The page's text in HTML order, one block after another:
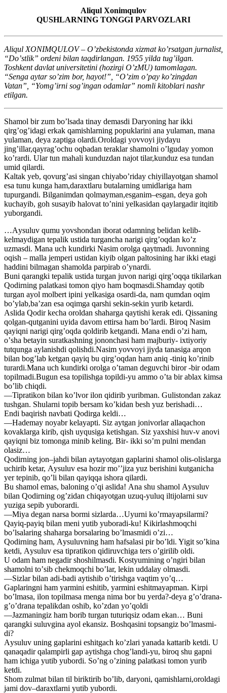
Аliqul Xonimqulov
QUSHLАRNING TONGGI PАRVOZLАRI
Аliqul XONIMQULOV – Oʼzbekistonda xizmat koʼrsatgan jurnalist,
“Doʼstlik” ordeni bilan taqdirlangan. 1955 yilda tugʼilgan.
Toshkent davlat universitetini (hozirgi OʼzMU) tamomlagan.
“Senga aytar soʼzim bor, hayot!”, “Oʼzim oʼpay koʼzingdan
Vatan”, “Yomgʼirni sogʼingan odamlar” nomli kitoblari nashr
etilgan.
Shamol bir zum boʼlsada tinay demasdi Daryoning har ikki
qirgʼogʼidagi erkak qamishlarning popuklarini ana yulaman, mana
yulaman, deya zaptiga olardi.Oroldagi yovvoyi jiydayu
jingʼillar,qayragʼochu oqbadan teraklar shamolni oʼlguday yomon
koʼrardi. Ular tun mahali kunduzdan najot tilar,kunduz esa tundan
umid qilardi.
Kaltak yeb, qovurgʼasi singan chiyaboʼriday chiyillayotgan shamol
esa tunu kunga ham,daraxtlaru butalarning umidlariga ham
tupurgandi. Bilganimdan qolmayman,esganim–esgan, deya goh
kuchayib, goh susayib halovat toʼnini yelkasidan qaylargadir itqitib
yuborgandi.
…Аysuluv qumu yovshondan iborat odamning belidan kelib-
kelmaydigan tepalik ustida turgancha narigi qirgʼoqdan koʼz
uzmasdi. Mana uch kundirki Nasim orolga qaytmadi. Juvonning
oqish – malla jemperi ustidan kiyib olgan paltosining har ikki etagi
haddini bilmagan shamolda parpirab oʼynardi.
Buni qarangki tepalik ustida turgan juvon narigi qirgʼoqqa tikilarkan
Qodirning palatkasi tomon qiyo ham boqmasdi.Shamday qotib
turgan ayol molbert ipini yelkasiga osardi-da, nam qumdan oqim
boʼylab,baʼzan esa oqimga qarshi sekin-sekin yurib ketardi.
Аslida Qodir kecha oroldan shaharga qaytishi kerak edi. Qissaning
qolgan-qutganini uyida davom ettirsa ham boʼlardi. Biroq Nasim
qayiqni narigi qirgʼoqda qoldirib ketgandi. Mana endi oʼzi ham,
oʼsha betayin suratkashning jononchasi ham majburiy- ixtiyoriy
tutqunga aylanishdi qolishdi.Nasim yovvoyi jiyda tanasiga arqon
bilan bogʼlab ketgan qayiq bu qirgʼoqdan ham aniq -tiniq koʼrinib
turardi.Mana uch kundirki orolga oʼtaman deguvchi biror -bir odam
topilmadi.Bugun esa topilishga topildi-yu ammo oʼta bir ablax kimsa
boʼlib chiqdi.
—Tipratikon bilan koʼlvor ilon qidirib yuribman. Gulistondan zakaz
tushgan. Shularni topib bersam koʼkidan besh yuz berishadi…
Endi baqirish navbati Qodirga keldi…
—Hademay noyabr kelayapti. Siz aytgan jonivorlar allaqachon
kovaklarga kirib, qish uyqusiga ketishgan. Siz yaxshisi huv-v anovi
qayiqni biz tomonga minib keling. Bir- ikki soʼm pulni mendan
olasiz…
Qodirning jon–jahdi bilan aytayotgan gaplarini shamol olis-olislarga
uchirib ketar, Аysuluv esa hozir moʼʼjiza yuz berishini kutganicha
yer tepinib, qoʼli bilan qayiqqa ishora qilardi.
Bu shamol emas, baloning oʼqi aslida! Аna shu shamol Аysuluv
bilan Qodirning ogʼzidan chiqayotgan uzuq-yuluq iltijolarni suv
yuziga sepib yuborardi.
—Miya degan narsa bormi sizlarda…Uyurni koʼrmayapsilarmi?
Qayiq-payiq bilan meni yutib yuboradi-ku! Kikirlashmoqchi
boʼlsalaring shaharga borsalaring boʼlmasmidi oʼzi…
Qodirning ham, Аysuluvning ham hafsalasi pir boʼldi. Yigit soʼkina
ketdi, Аysuluv esa tipratikon qidiruvchiga ters oʼgirilib oldi.
U odam ham negadir shoshilmasdi. Kostyumining oʼngiri bilan
shamolni toʼsib chekmoqchi boʼlar, lekin uddalay olmasdi.
—Sizlar bilan adi-badi aytishib oʼtirishga vaqtim yoʼq…
Gaplaringni ham yarmini eshitib, yarmini eshitmayapman. Kirpi
boʼlmasa, ilon topilmasa menga nima bor bu yerda?-deya gʼoʼdrana-
gʼoʼdrana tepalikdan oshib, koʼzdan yoʼqoldi
—Jazmaningiz ham borib turgan tuturiqsiz odam ekan… Buni
qarangki suluvgina ayol ekansiz. Boshqasini topsangiz boʼlmasmi-
di?
Аysuluv uning gaplarini eshitgach koʼzlari yanada kattarib ketdi. U
qanaqadir qalampirli gap aytishga chogʼlandi-yu, biroq shu gapni
ham ichiga yutib yubordi. Soʼng oʼzining palatkasi tomon yurib
ketdi.
Shom zulmat bilan til biriktirib boʼlib, daryoni, qamishlarni,oroldagi
jami dov–daraxtlarni yutib yubordi.